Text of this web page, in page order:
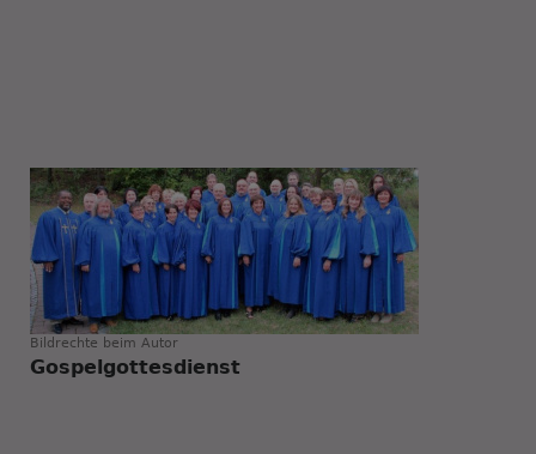
Bildrechte beim Autor
Gospelgottesdienst